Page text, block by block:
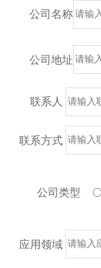
公司名称
公司地址
联系人
联系方式
公司类型
应用领域